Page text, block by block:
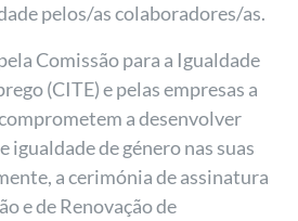
pelos/as colaboradores/as.
Comissão para a Igualdade
(CITE) e pelas empresas a
a desenvolver
igualdade de género nas suas
a cerimónia de assinatura
e de Renovação de